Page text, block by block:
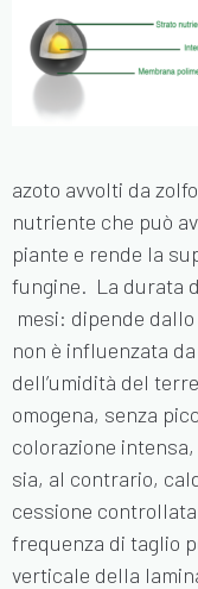
azoto avvolti da
nutriente che può
piante e rende la
fungine. La durata
mesi: dipende
non è influenzata
dell’umidità del
omogena, senza
colorazione
sia, al contrario,
cessione
frequenza di taglio
verticale della